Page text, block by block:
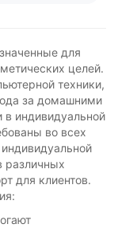
для
целей.
техники,
за домашними
индивидуальной
во всех
различных
для клиентов.